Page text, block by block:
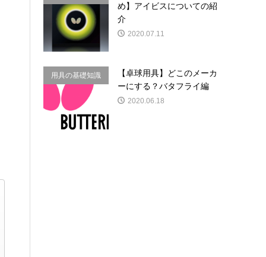
め】アイビスについての紹
介
2020.07.11
用具の基礎知識
【卓球用具】どこのメーカ
ーにする？バタフライ編
2020.06.18